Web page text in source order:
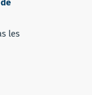
les